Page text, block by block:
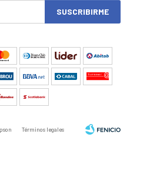
SUSCRIBIRME
Términos legales